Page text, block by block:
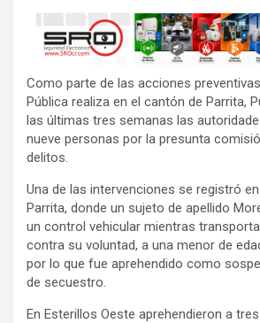
Como parte de las acciones
Pública realiza en el cantón de Parrita,
las últimas tres semanas las
nueve personas por la presunta
delitos.
Una de las intervenciones se registró
Parrita, donde un sujeto de apellido
un control vehicular mientras
contra su voluntad, a una menor de
por lo que fue aprehendido como
de secuestro.
En Esterillos Oeste aprehendieron a